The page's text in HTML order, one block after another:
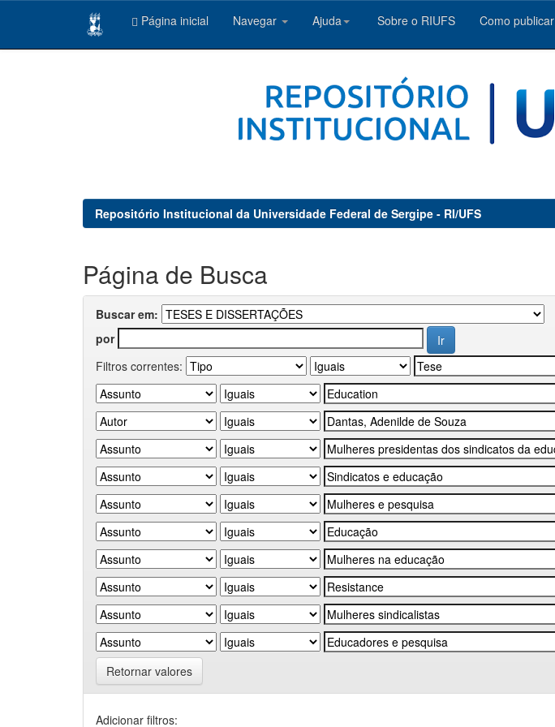
Página inicial Navegar Ajuda Sobre o RIUFS Como publicar
Repositório Institucional da Universidade Federal de Sergipe - RI/UFS
Página de Busca
Buscar em:
por
Filtros correntes:
Retornar valores
Adicionar filtros: